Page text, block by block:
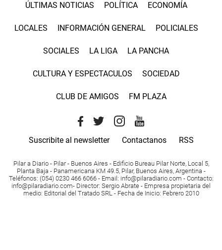
ÚLTIMAS NOTICIAS POLÍTICA ECONOMÍA
LOCALES INFORMACIÓN GENERAL POLICIALES
SOCIALES LA LIGA LA PANCHA
CULTURA Y ESPECTACULOS SOCIEDAD
CLUB DE AMIGOS FM PLAZA
Suscribite al newsletter Contactanos RSS
Pilar a Diario - Pilar - Buenos Aires - Edificio Bureau Pilar Norte, Local 5,
Planta Baja - Panamericana KM 49.5, Pilar, Buenos Aires, Argentina -
Teléfonos: (054) 0230 466 6066 - Email : info@pilaradiario.com - Contacto:
info@pilaradiario.com- Director: Sergio Abrate - Empresa propietaria del
medio: Editorial del Tratado SRL - Fecha de Inicio: Febrero 2010